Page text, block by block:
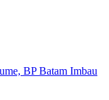
BP Batam Imbau